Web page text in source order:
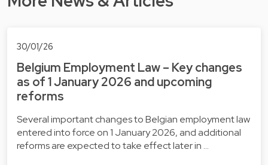
30/01/26
Belgium Employment Law – Key changes
as of 1 January 2026 and upcoming
reforms
Several important changes to Belgian employment law
entered into force on 1 January 2026, and additional
reforms are expected to take effect later in …